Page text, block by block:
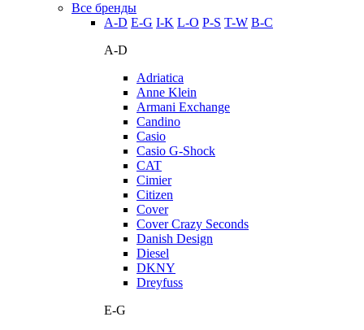
Все бренды
A-D E-G I-K L-O P-S T-W В-С
A-D
Adriatica
Anne Klein
Armani Exchange
Candino
Casio
Casio G-Shock
CAT
Cimier
Citizen
Cover
Cover Crazy Seconds
Danish Design
Diesel
DKNY
Dreyfuss
E-G